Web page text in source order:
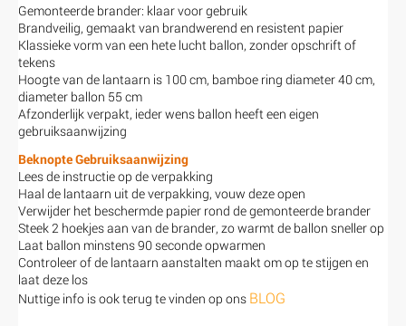
Gemonteerde brander: klaar voor gebruik
Brandveilig, gemaakt van brandwerend en resistent papier
Klassieke vorm van een hete lucht ballon, zonder opschrift of
tekens
Hoogte van de lantaarn is 100 cm, bamboe ring diameter 40 cm,
diameter ballon 55 cm
Afzonderlijk verpakt, ieder wens ballon heeft een eigen
gebruiksaanwijzing
Beknopte Gebruiksaanwijzing
Lees de instructie op de verpakking
Haal de lantaarn uit de verpakking, vouw deze open
Verwijder het beschermde papier rond de gemonteerde brander
Steek 2 hoekjes aan van de brander, zo warmt de ballon sneller op
Laat ballon minstens 90 seconde opwarmen
Controleer of de lantaarn aanstalten maakt om op te stijgen en
laat deze los
Nuttige info is ook terug te vinden op ons BLOG